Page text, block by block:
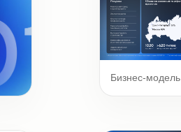
Бизнес-модель